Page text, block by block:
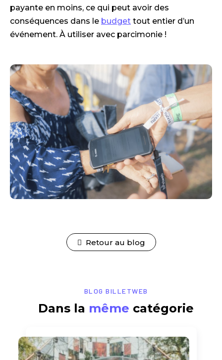
payante en moins, ce qui peut avoir des
conséquences dans le budget tout entier d’un
événement. À utiliser avec parcimonie !
Retour au blog
BLOG BILLETWEB
Dans la même catégorie